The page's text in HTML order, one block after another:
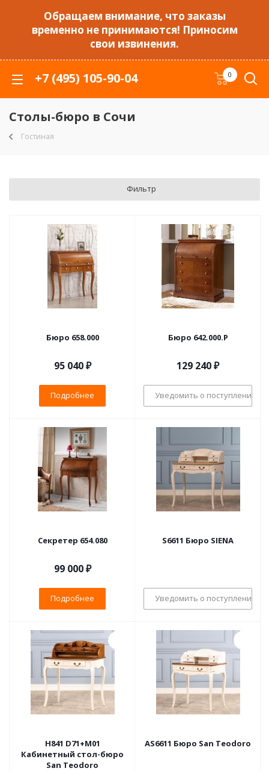
Обращаем внимание, что заказы
временно не принимаются! Приносим
свои извинения.
+7 (495) 105-90-04 0
Столы-бюро в Сочи
Гостиная
Фильтр
Бюро 658.000
95 040 ₽
Подробнее
Бюро 642.000.P
129 240₽
Уведомить о поступлении
Секретер 654.080
99 000 ₽
Подробнее
S6611 Бюро SIENA
Уведомить о поступлении
H841 D71+M01
Кабинетный стол-бюро
San Teodoro
AS6611 Бюро San Teodoro